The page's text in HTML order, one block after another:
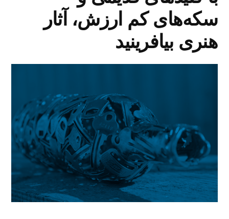
سکه‌های کم ارزش، آثار
هنری بیافرینید